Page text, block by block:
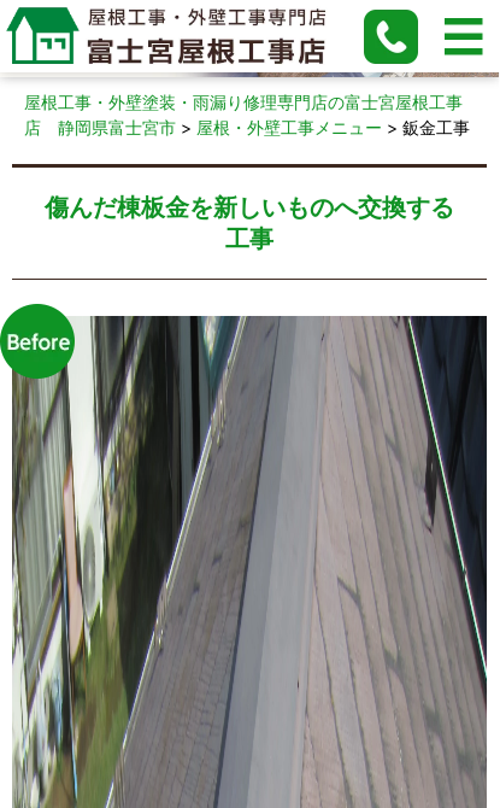
鈑金工事
屋根工事・外壁塗装・雨漏り修理専門店の富士宮屋根工事
店 静岡県富士宮市 > 屋根・外壁工事メニュー > 鈑金工事
傷んだ棟板金を新しいものへ交換する
工事